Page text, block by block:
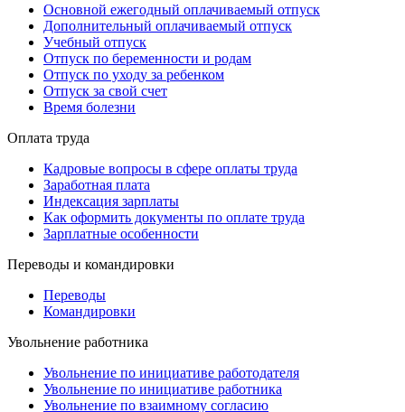
Основной ежегодный оплачиваемый отпуск
Дополнительный оплачиваемый отпуск
Учебный отпуск
Отпуск по беременности и родам
Отпуск по уходу за ребенком
Отпуск за свой счет
Время болезни
Оплата труда
Кадровые вопросы в сфере оплаты труда
Заработная плата
Индексация зарплаты
Как оформить документы по оплате труда
Зарплатные особенности
Переводы и командировки
Переводы
Командировки
Увольнение работника
Увольнение по инициативе работодателя
Увольнение по инициативе работника
Увольнение по взаимному согласию